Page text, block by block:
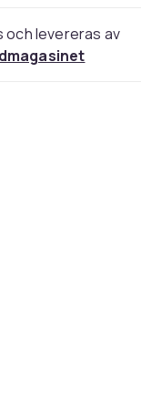
och levereras av